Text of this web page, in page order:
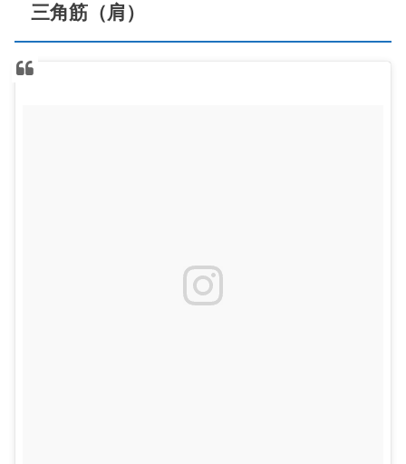
三角筋（肩）